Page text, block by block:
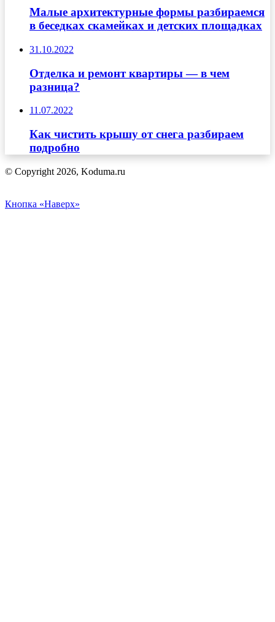
Малые архитектурные формы разбираемся
в беседках скамейках и детских площадках
31.10.2022
Отделка и ремонт квартиры — в чем
разница?
11.07.2022
Как чистить крышу от снега разбираем
подробно
© Copyright 2026, Koduma.ru
Кнопка «Наверх»